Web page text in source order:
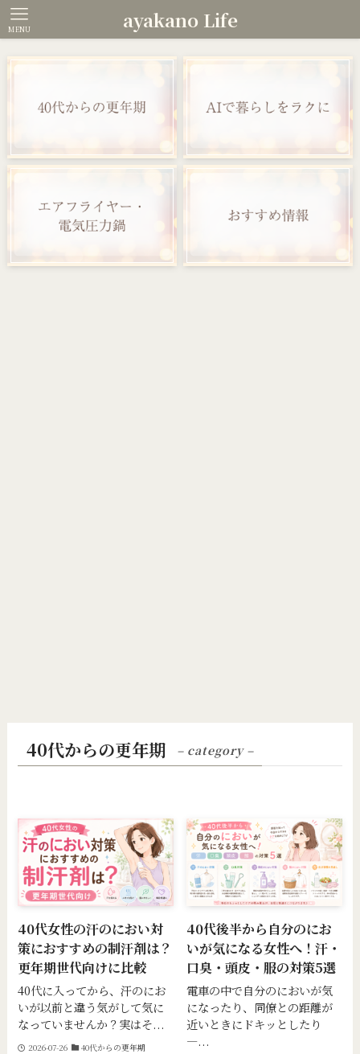
ayakano Life
MENU
40代からの更年期 – category –
40代女性の汗のにおい対
策におすすめの制汗剤は？
更年期世代向けに比較
40代に入ってから、汗のにお
いが以前と違う気がして気に
なっていませんか？実はそ...
2026-07-26 40代からの更年期
40代後半から自分のにお
いが気になる女性へ！汗・
口臭・頭皮・服の対策5選
電車の中で自分のにおいが気
になったり、同僚との距離が
近いときにドキッとしたり
—...